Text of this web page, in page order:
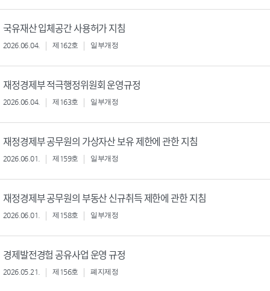
국유재산 입체공간 사용허가 지침
2026.06.04. 제162호 일부개정
재정경제부 적극행정위원회 운영규정
2026.06.04. 제163호 일부개정
재정경제부 공무원의 가상자산 보유 제한에 관한 지침
2026.06.01. 제159호 일부개정
재정경제부 공무원의 부동산 신규취득 제한에 관한 지침
2026.06.01. 제158호 일부개정
경제발전경험 공유사업 운영 규정
2026.05.21. 제156호 폐지제정